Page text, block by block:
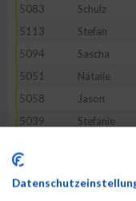
5083
Schulz
5113
Stefan
5094
Sascha
5051
Natalie
5058
Jason
5039
Stefanie
5048
5047
Dennis